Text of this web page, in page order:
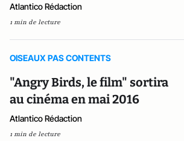
Atlantico Rédaction
1 min de lecture
OISEAUX PAS CONTENTS
"Angry Birds, le film" sortira
au cinéma en mai 2016
Atlantico Rédaction
1 min de lecture